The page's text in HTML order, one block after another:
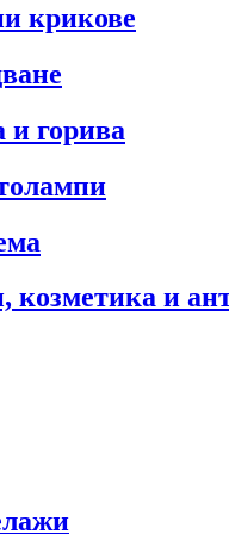
крикове
и горива
козметика и